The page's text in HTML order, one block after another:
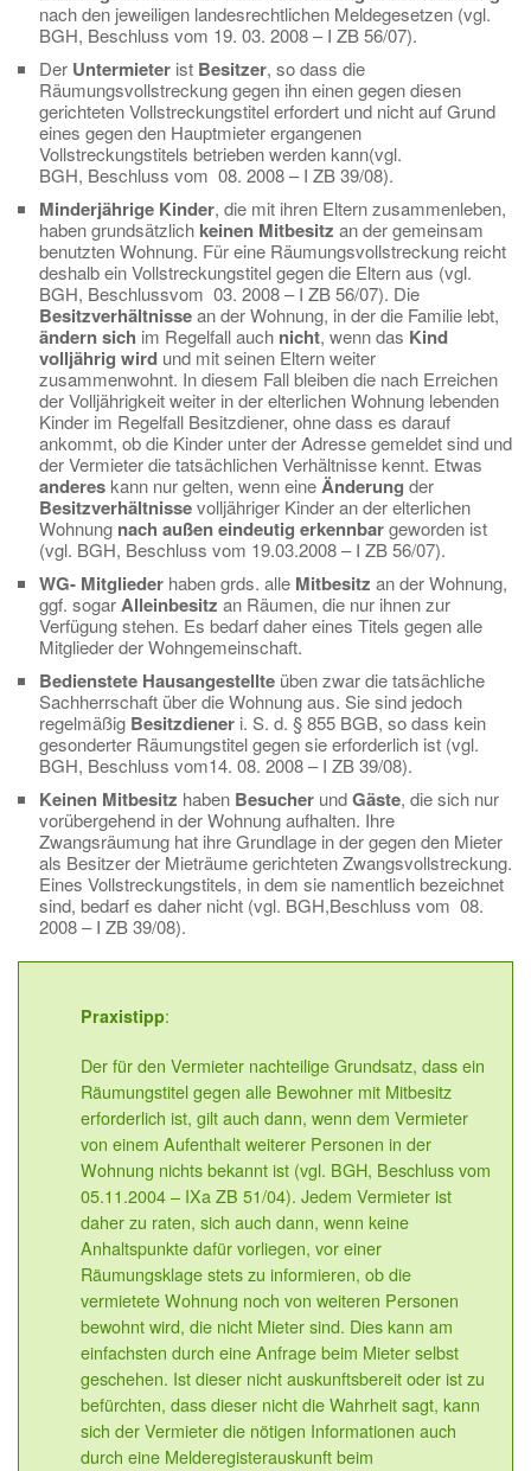
nach den jeweiligen landesrechtlichen Meldegesetzen (vgl.
BGH, Beschluss vom 19. 03. 2008 – I ZB 56/07).
Der Untermieter ist Besitzer, so dass die
Räumungsvollstreckung gegen ihn einen gegen diesen
gerichteten Vollstreckungstitel erfordert und nicht auf Grund
eines gegen den Hauptmieter ergangenen
Vollstreckungstitels betrieben werden kann(vgl.
BGH, Beschluss vom 08. 2008 – I ZB 39/08).
Minderjährige Kinder, die mit ihren Eltern zusammenleben,
haben grundsätzlich keinen Mitbesitz an der gemeinsam
benutzten Wohnung. Für eine Räumungsvollstreckung reicht
deshalb ein Vollstreckungstitel gegen die Eltern aus (vgl.
BGH, Beschlussvom 03. 2008 – I ZB 56/07). Die
Besitzverhältnissean der Wohnung, in der die Familie lebt,
ändern sich im Regelfall auch nicht, wenn das Kind
volljährig wird und mit seinen Eltern weiter
zusammenwohnt. In diesem Fall bleiben die nach Erreichen
der Volljährigkeit weiter in der elterlichen Wohnung lebenden
Kinder im Regelfall Besitzdiener, ohne dass es darauf
ankommt, ob die Kinder unter der Adresse gemeldet sind und
der Vermieter die tatsächlichen Verhältnisse kennt. Etwas
anderes kann nur gelten, wenn eineÄnderung der
Besitzverhältnissevolljähriger Kinder an der elterlichen
Wohnung nach außen eindeutig erkennbargeworden ist
(vgl. BGH, Beschluss vom 19.03.2008 – I ZB 56/07).
WG- Mitglieder haben grds. alle Mitbesitz an der Wohnung,
ggf. sogarAlleinbesitz an Räumen, die nur ihnen zur
Verfügung stehen. Es bedarf daher eines Titels gegen alle
Mitglieder der Wohngemeinschaft.
Bedienstete Hausangestellte üben zwar die tatsächliche
Sachherrschaft über die Wohnung aus. Sie sind jedoch
regelmäßig Besitzdiener i. S. d. § 855 BGB, so dass kein
gesonderter Räumungstitel gegen sie erforderlich ist (vgl.
BGH, Beschluss vom14. 08. 2008 – I ZB 39/08).
Keinen Mitbesitz haben Besucher undGäste, die sich nur
vorübergehend in der Wohnung aufhalten. Ihre
Zwangsräumung hat ihre Grundlage in der gegen den Mieter
als Besitzer der Mieträume gerichteten Zwangsvollstreckung.
Eines Vollstreckungstitels, in dem sie namentlich bezeichnet
sind, bedarf es daher nicht (vgl. BGH,Beschluss vom 08.
2008 – I ZB 39/08).
Praxistipp:
Der für den Vermieter nachteilige Grundsatz, dass ein
Räumungstitel gegen alle Bewohner mit Mitbesitz
erforderlich ist, gilt auch dann, wenn dem Vermieter
von einem Aufenthalt weiterer Personen in der
Wohnung nichts bekannt ist (vgl. BGH, Beschluss vom
05.11.2004 – IXa ZB 51/04). Jedem Vermieter ist
daher zu raten, sich auch dann, wenn keine
Anhaltspunkte dafür vorliegen, vor einer
Räumungsklage stets zu informieren, ob die
vermietete Wohnung noch von weiteren Personen
bewohnt wird, die nicht Mieter sind. Dies kann am
einfachsten durch eine Anfrage beim Mieter selbst
geschehen. Ist dieser nicht auskunftsbereit oder ist zu
befürchten, dass dieser nicht die Wahrheit sagt, kann
sich der Vermieter die nötigen Informationen auch
durch eine Melderegisterauskunft beim